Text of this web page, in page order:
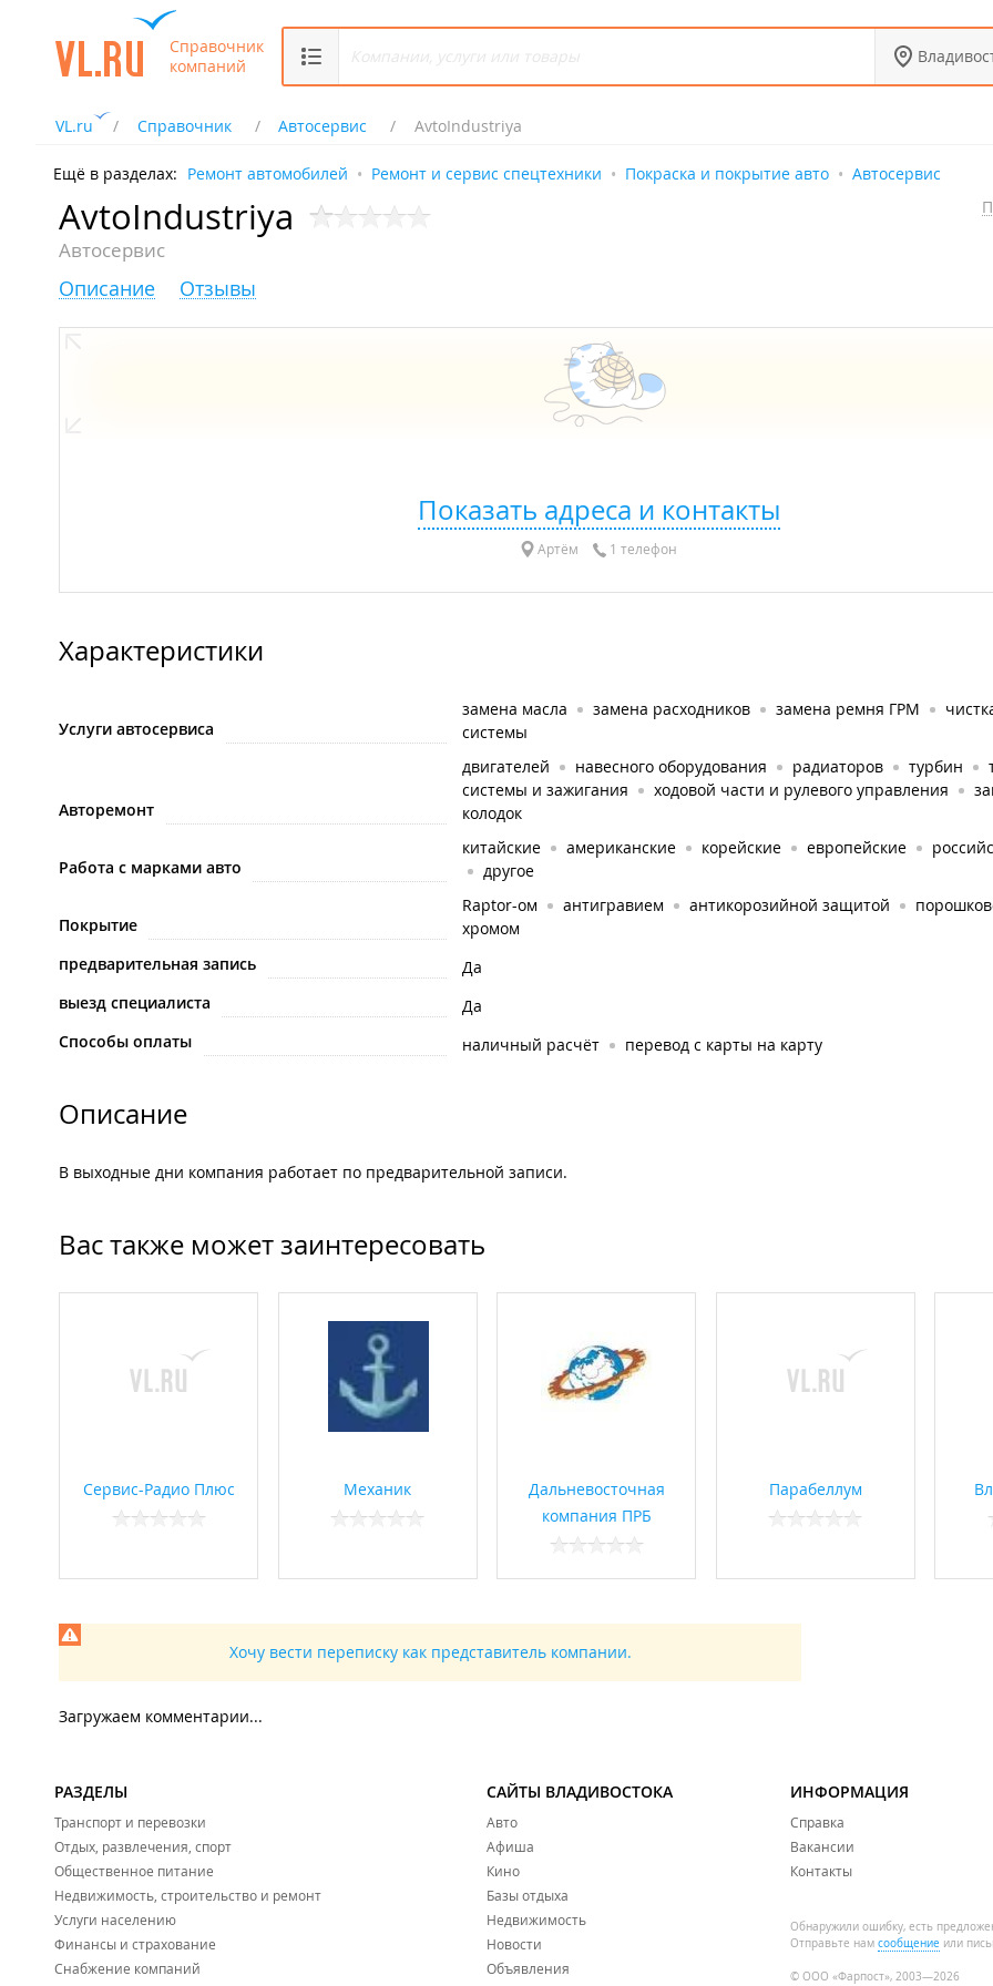
Справочник
компаний
VL.ru Справочник Автосервис AvtoIndustriya
Ещё в разделах: Ремонт автомобилей Ремонт и сервис спецтехники Покраска и покрытие авто Автосервис
AvtoIndustriya
Автосервис
Описание Отзывы
Показать адреса и контакты
Артём 1 телефон
Характеристики
Услуги автосервиса
замена масла замена расходников замена ремня ГРМ
системы
Авторемонт
двигателей навесного оборудования радиаторов турбин
системы и зажигания
ходовой части и рулевого управления
колодок
Работа с марками авто
китайские американские корейские европейские
другое
Покрытие
Raptor-ом антигравием антикорозийной защитой
хромом
предварительная запись
Да
выезд специалиста
Да
Способы оплаты
наличный расчёт перевод с карты на карту
Описание
В выходные дни компания работает по предварительной записи.
Вас также может заинтересовать
Сервис-Радио Плюс Механик
Дальневосточная
компания ПРБ
Парабеллум
Хочу вести переписку как представитель компании.
Загружаем комментарии...
РАЗДЕЛЫ
Транспорт и перевозки
Отдых, развлечения, спорт
Общественное питание
Недвижимость, строительство и ремонт
Услуги населению
Финансы и страхование
Снабжение компаний
САЙТЫ ВЛАДИВОСТОКА
Авто
Афиша
Кино
Базы отдыха
Недвижимость
Новости
Объявления
ИНФОРМАЦИЯ
Справка
Вакансии
Контакты
Обнаружили ошибку, есть
Отправьте нам сообщение или
© ООО «Фарпост», 2003—2026